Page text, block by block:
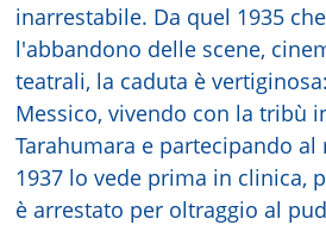
inarrestabile. Da quel 1935
l'abbandono delle scene,
teatrali, la caduta è
Messico, vivendo con la tribù
Tarahumara e partecipando
1937 lo vede prima in clinica,
è arrestato per oltraggio al